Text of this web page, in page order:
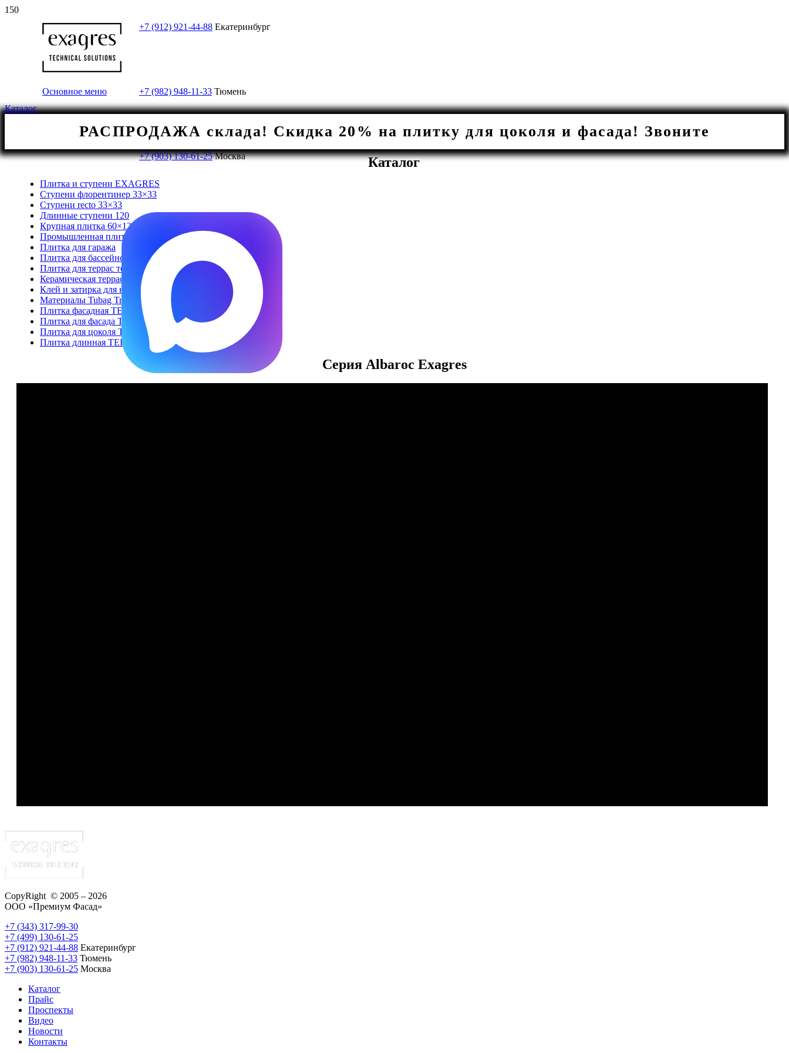
+7 (912) 921-44-88 Екатеринбург
+7 (982) 948-11-33 Тюмень
+7 (903) 130-61-25Москва
Основное меню
Каталог
РАСПРОДАЖА склада! Скидка 20% на плитку для цоколя и фасада! Звоните
Каталог
Плитка и ступени EXAGRES
Ступени флорентинер 33×33
Ступени recto 33×33
Длинные ступени 120
Крупная плитка 60×120/120×120
Промышленная плитка
Плитка для гаража
Плитка для бассейнов
Плитка для террас толщина 20 мм
Керамическая террасная доска
Клей и затирка для напольной плитки и ступеней
Материалы Tubag Trass для укладки керамогранита 2 см
Плитка фасадная TERRA Collection
Плитка для фасада TERRAMIG
Плитка для цоколя TERRABIG
Плитка длинная TERRALONG
Серия Albaroc Exagres
CopyRight © 2005 – 2026
ООО «Премиум Фасад»
+7 (343) 317-99-30
+7 (499) 130-61-25
+7 (912) 921-44-88 Екатеринбург
+7 (982) 948-11-33 Тюмень
+7 (903) 130-61-25 Москва
Каталог
Прайс
Проспекты
Видео
Новости
Контакты